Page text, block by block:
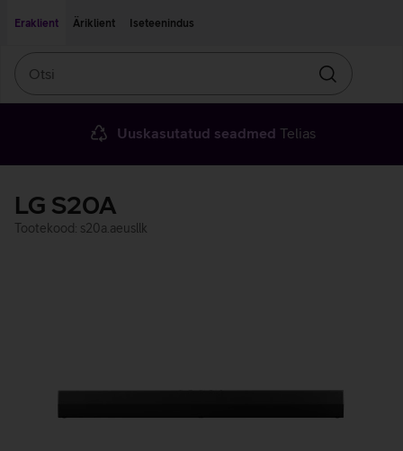
Eraklient
Äriklient Iseteenindus
Otsin
Uuskasutatud seadmed Telias
LG S20A
Tootekood: s20a.aeusllk